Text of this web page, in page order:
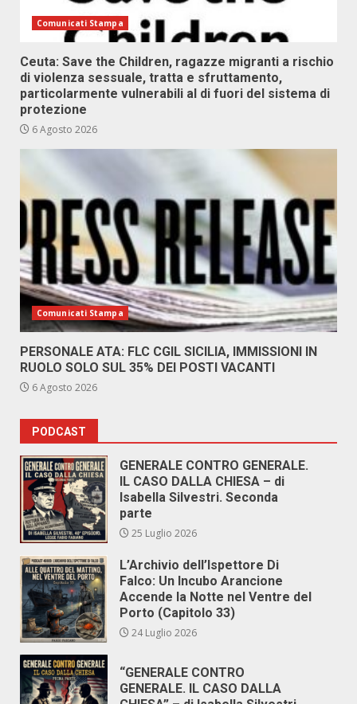
Comunicati Stampa
Ceuta: Save the Children, ragazze migranti a rischio
di violenza sessuale, tratta e sfruttamento,
particolarmente vulnerabili al di fuori del sistema di
protezione
6 Agosto 2026
Comunicati Stampa
PERSONALE ATA: FLC CGIL SICILIA, IMMISSIONI IN
RUOLO SOLO SUL 35% DEI POSTI VACANTI
6 Agosto 2026
PODCAST
GENERALE CONTRO GENERALE.
IL CASO DALLA CHIESA – di
Isabella Silvestri. Seconda
parte
25 Luglio 2026
L’Archivio dell’Ispettore Di
Falco: Un Incubo Arancione
Accende la Notte nel Ventre del
Porto (Capitolo 33)
24 Luglio 2026
“GENERALE CONTRO
GENERALE. IL CASO DALLA